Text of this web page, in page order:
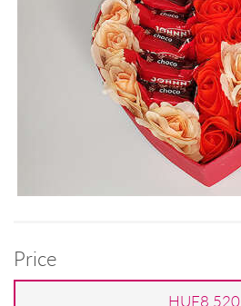
Price
HUF8,520